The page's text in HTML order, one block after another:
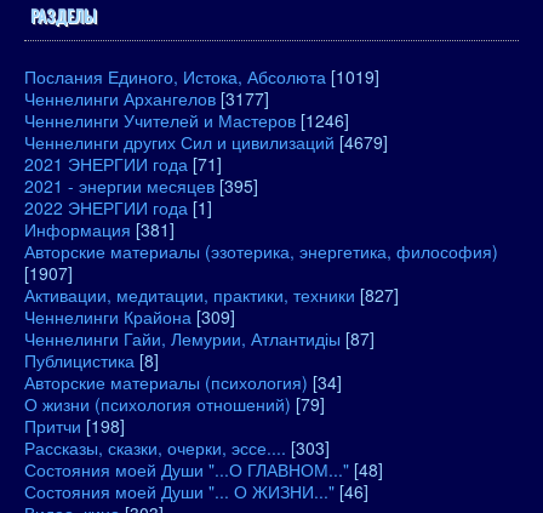
РАЗДЕЛЫ
Послания Единого, Истока, Абсолюта [1019]
Ченнелинги Архангелов [3177]
Ченнелинги Учителей и Мастеров [1246]
Ченнелинги других Сил и цивилизаций [4679]
2021 ЭНЕРГИИ года [71]
2021 - энергии месяцев [395]
2022 ЭНЕРГИИ года [1]
Информация [381]
Авторские материалы (эзотерика, энергетика, философия)
[1907]
Активации, медитации, практики, техники [827]
Ченнелинги Крайона [309]
Ченнелинги Гайи, Лемурии, Атлантидіы [87]
Публицистика [8]
Авторские материалы (психология) [34]
О жизни (психология отношений) [79]
Притчи [198]
Рассказы, сказки, очерки, эссе.... [303]
Состояния моей Души "...О ГЛАВНОМ..." [48]
Состояния моей Души "... О ЖИЗНИ..." [46]